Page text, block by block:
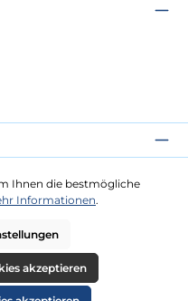
Ihnen die bestmögliche
Informationen.
akzeptieren